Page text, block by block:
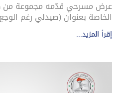
عرض مسرحي قدّمه مجموعة من
الخاصة بعنوان (صيدلي رغم
إقرأ المزيد...